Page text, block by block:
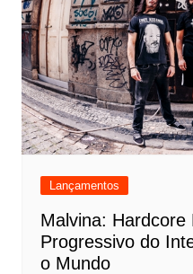
Lançamentos
Malvina: Hardcore
Progressivo do
o Mundo